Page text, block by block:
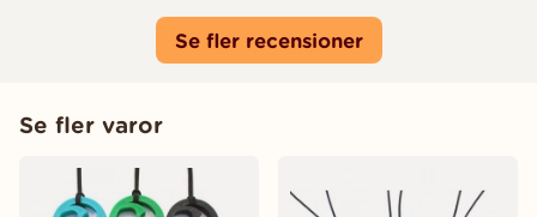
Se fler recensioner
Se fler varor